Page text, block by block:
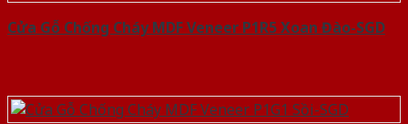
Cửa Gỗ Chống Cháy MDF Veneer P1R5 Xoan Đào-SGD